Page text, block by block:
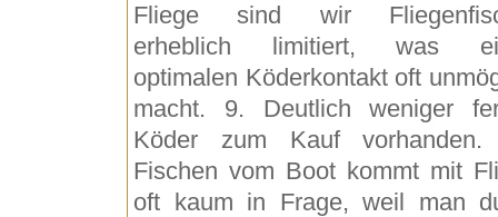
Fliege sind wir
erheblich limitiert, was
optimalen Köderkontakt oft
macht. 9. Deutlich weniger
Köder zum Kauf vorhanden.
Fischen vom Boot kommt mit
oft kaum in Frage, weil man